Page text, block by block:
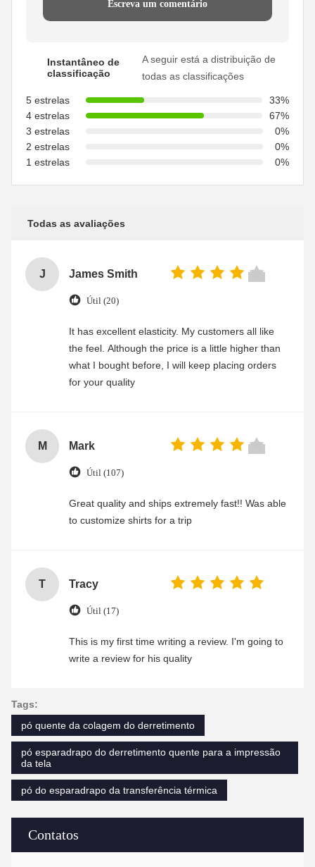
Contatos
Escreva um comentário
Instantâneo de
classificação
A seguir está a distribuição de
todas as classificações
5 estrelas
33%
4 estrelas
67%
3 estrelas
0%
2 estrelas
0%
1 estrelas
0%
Todas as avaliações
J James Smith
Útil (20)
It has excellent elasticity. My customers all like
the feel. Although the price is a little higher than
what I bought before, I will keep placing orders
for your quality
M Mark
Útil (107)
Great quality and ships extremely fast!! Was able
to customize shirts for a trip
T Tracy
Útil (17)
This is my first time writing a review. I'm going to
write a review for his quality
Tags:
pó quente da colagem do derretimento
pó esparadrapo do derretimento quente para a impressão
da tela
pó do esparadrapo da transferência térmica